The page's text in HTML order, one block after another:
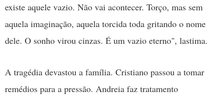
existe aquele vazio. Não vai acontecer. Torço, mas sem
aquela imaginação, aquela torcida toda gritando o nome
dele. O sonho virou cinzas. É um vazio eterno", lastima.
A tragédia devastou a família. Cristiano passou a tomar
remédios para a pressão. Andreia faz tratamento